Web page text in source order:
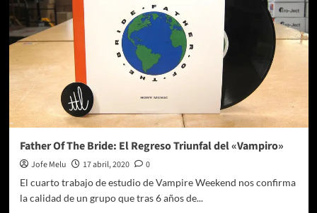
Father Of The Bride: El Regreso Triunfal del «Vampiro»
Jofe Melu 17 abril, 2020
0
El cuarto trabajo de estudio de Vampire Weekend nos confirma
la calidad de un grupo que tras 6 años de...